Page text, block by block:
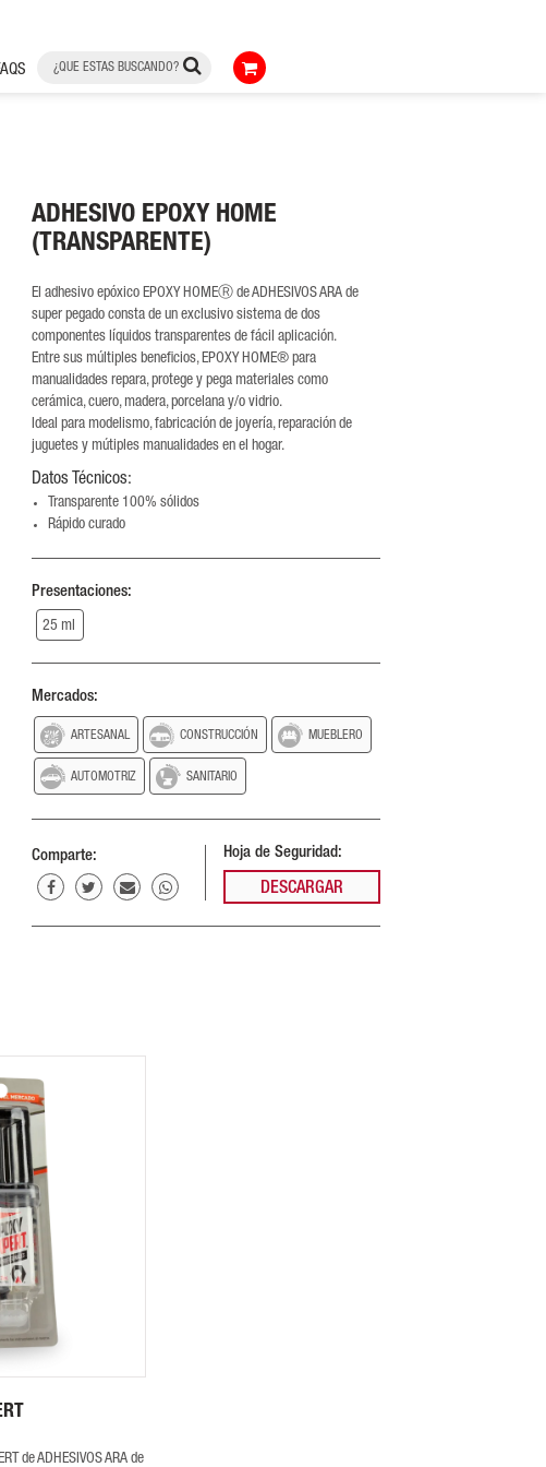
ADHESIVO EPOXY HOME
(TRANSPARENTE)
El adhesivo epóxico EPOXY HOMEⓇ de ADHESIVOS ARA de
super pegado consta de un exclusivo sistema de dos
componentes líquidos transparentes de fácil aplicación.
Entre sus múltiples beneficios, EPOXY HOME® para
manualidades repara, protege y pega materiales como
cerámica, cuero, madera, porcelana y/o vidrio.
Ideal para modelismo, fabricación de joyería, reparación de
juguetes y mútiples manualidades en el hogar.
Datos Técnicos:
Transparente 100% sólidos
Rápido curado
Presentaciones:
25 ml
Mercados:
ARTESANAL CONSTRUCCIÓN MUEBLERO
AUTOMOTRIZ SANITARIO
Comparte: Hoja de Seguridad:
DESCARGAR
de ADHESIVOS ARA de